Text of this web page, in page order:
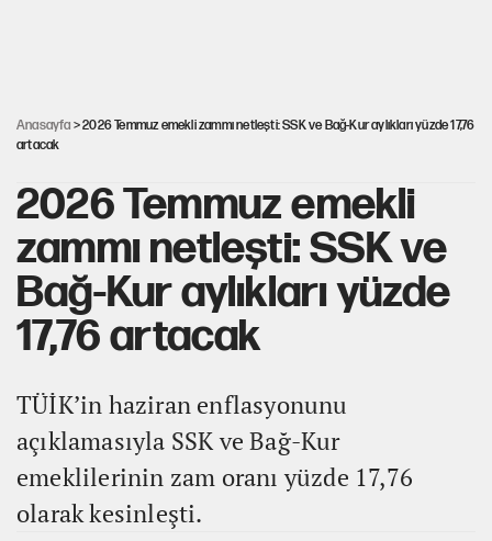
Anasayfa > 2026 Temmuz emekli zammı netleşti: SSK ve Bağ-Kur aylıkları yüzde 17,76
artacak
2026 Temmuz emekli
zammı netleşti: SSK ve
Bağ-Kur aylıkları yüzde
17,76 artacak
TÜİK’in haziran enflasyonunu
açıklamasıyla SSK ve Bağ-Kur
emeklilerinin zam oranı yüzde 17,76
olarak kesinleşti.